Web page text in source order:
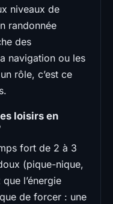
niveaux de
randonnée
des
navigation ou les
rôle, c’est ce
loisirs en
fort de 2 à 3
(pique-nique,
l’énergie
de forcer : une